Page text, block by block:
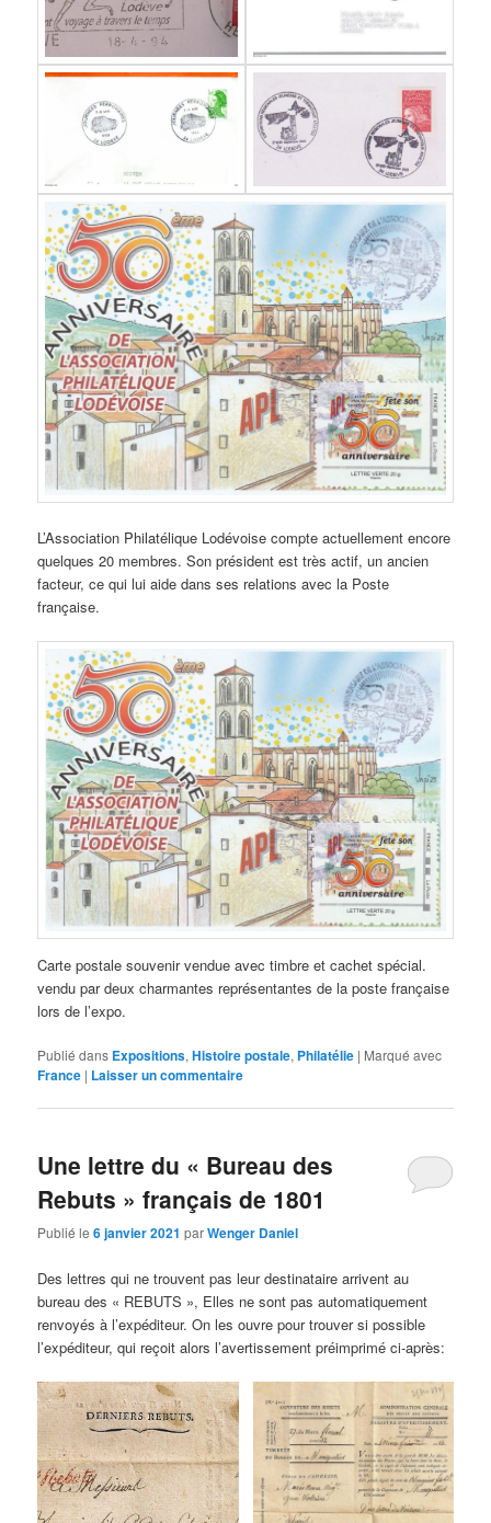
L’Association Philatélique Lodévoise compte actuellement encore
quelques 20 membres. Son président est très actif, un ancien
facteur, ce qui lui aide dans ses relations avec la Poste
française.
Carte postale souvenir vendue avec timbre et cachet spécial.
vendu par deux charmantes représentantes de la poste française
lors de l’expo.
Publié dans Expositions,Histoire postale, Philatélie | Marqué avec
France | Laisser un commentaire
Une lettre du « Bureau des
Rebuts » français de 1801
Publié le6 janvier 2021 parWenger Daniel
Des lettres qui ne trouvent pas leur destinataire arrivent au
bureau des « REBUTS », Elles ne sont pas automatiquement
renvoyés à l’expéditeur. On les ouvre pour trouver si possible
l’expéditeur, qui reçoit alors l’avertissement préimprimé ci-après: